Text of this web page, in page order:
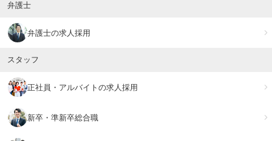
弁護士
弁護士の求人採用
スタッフ
正社員・アルバイトの求人採用
新卒・準新卒総合職